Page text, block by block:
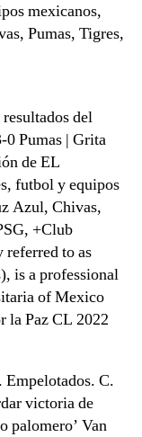
mexicanos,
Pumas, Tigres,
del
Pumas | Grita
de EL
futbol y equipos
Azul, Chivas,
+Club
to as
is a professional
of Mexico
la Paz CL 2022
Empelotados. C.
victoria de
palomero’ Van